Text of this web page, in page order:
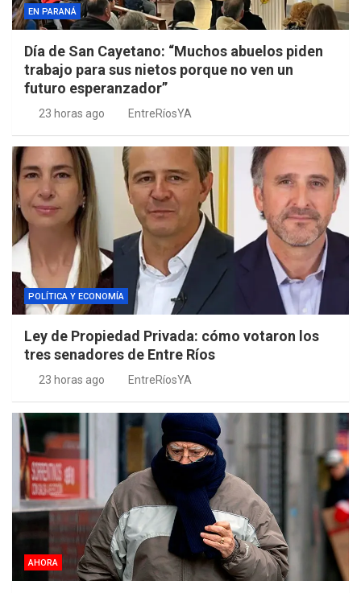
EN PARANÁ
Día de San Cayetano: “Muchos abuelos piden
trabajo para sus nietos porque no ven un
futuro esperanzador”
23 horas ago EntreRíosYA
POLÍTICA Y ECONOMÍA
Ley de Propiedad Privada: cómo votaron los
tres senadores de Entre Ríos
23 horas ago EntreRíosYA
AHORA